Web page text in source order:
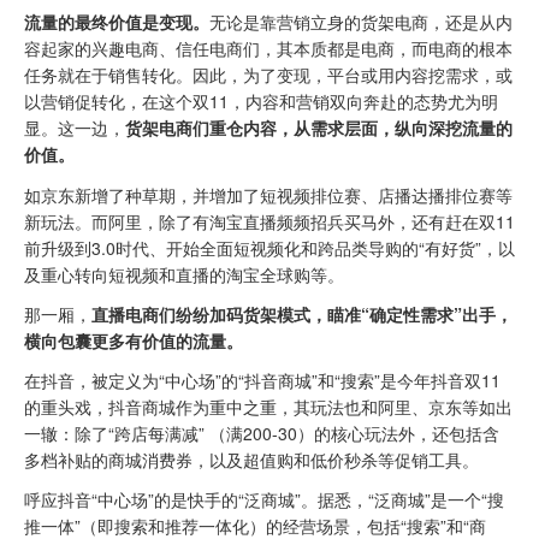
流量的最终价值是变现。 无论是靠营销立身的货架电商，还是从内
容起家的兴趣电商、信任电商们，其本质都是电商，而电商的根本
任务就在于销售转化。因此，为了变现，平台或用内容挖需求，或
以营销促转化，在这个双11，内容和营销双向奔赴的态势尤为明
显。这一边， 货架电商们重仓内容，从需求层面，纵向深挖流量的
价值。
如京东新增了种草期，并增加了短视频排位赛、店播达播排位赛等
新玩法。而阿里，除了有淘宝直播频频招兵买马外，还有赶在双11
前升级到3.0时代、开始全面短视频化和跨品类导购的“有好货”，以
及重心转向短视频和直播的淘宝全球购等。
那一厢， 直播电商们纷纷加码货架模式，瞄准“确定性需求”出手，
横向包囊更多有价值的流量。
在抖音，被定义为“中心场”的“抖音商城”和“搜索”是今年抖音双11
的重头戏，抖音商城作为重中之重，其玩法也和阿里、京东等如出
一辙：除了“跨店每满减” （满200-30）的核心玩法外，还包括含
多档补贴的商城消费券，以及超值购和低价秒杀等促销工具。
呼应抖音“中心场”的是快手的“泛商城”。据悉，“泛商城”是一个“搜
推一体”（即搜索和推荐一体化）的经营场景，包括“搜索”和“商